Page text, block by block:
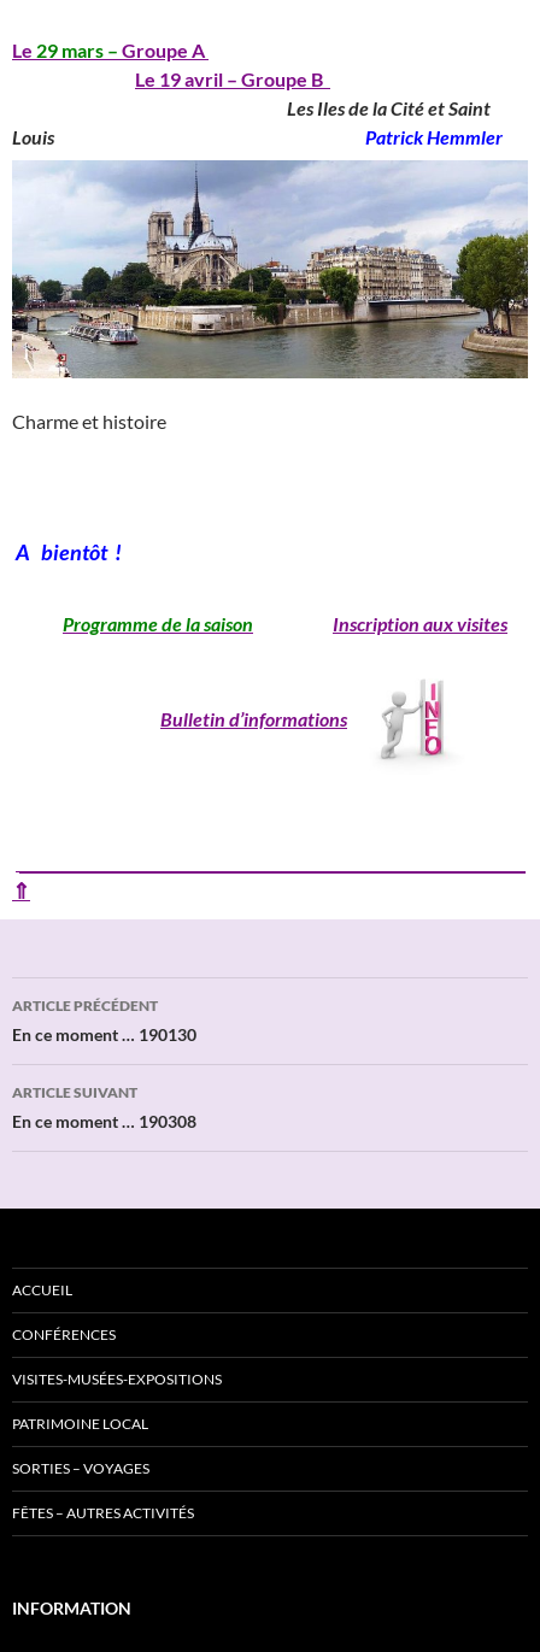
Le 29 mars – Groupe A
Le 19 avril – Groupe B
Les Iles de la Cité et Saint
Louis
Patrick Hemmler
Charme et histoire
A bientôt !
Programme de la saison Inscription aux visites
Bulletin d’informations
⇑
Navigation
des
articles
ARTICLE PRÉCÉDENT
En ce moment … 190130
ARTICLE SUIVANT
En ce moment … 190308
ACCUEIL
CONFÉRENCES
VISITES-MUSÉES-EXPOSITIONS
PATRIMOINE LOCAL
SORTIES – VOYAGES
FÊTES – AUTRES ACTIVITÉS
INFORMATION